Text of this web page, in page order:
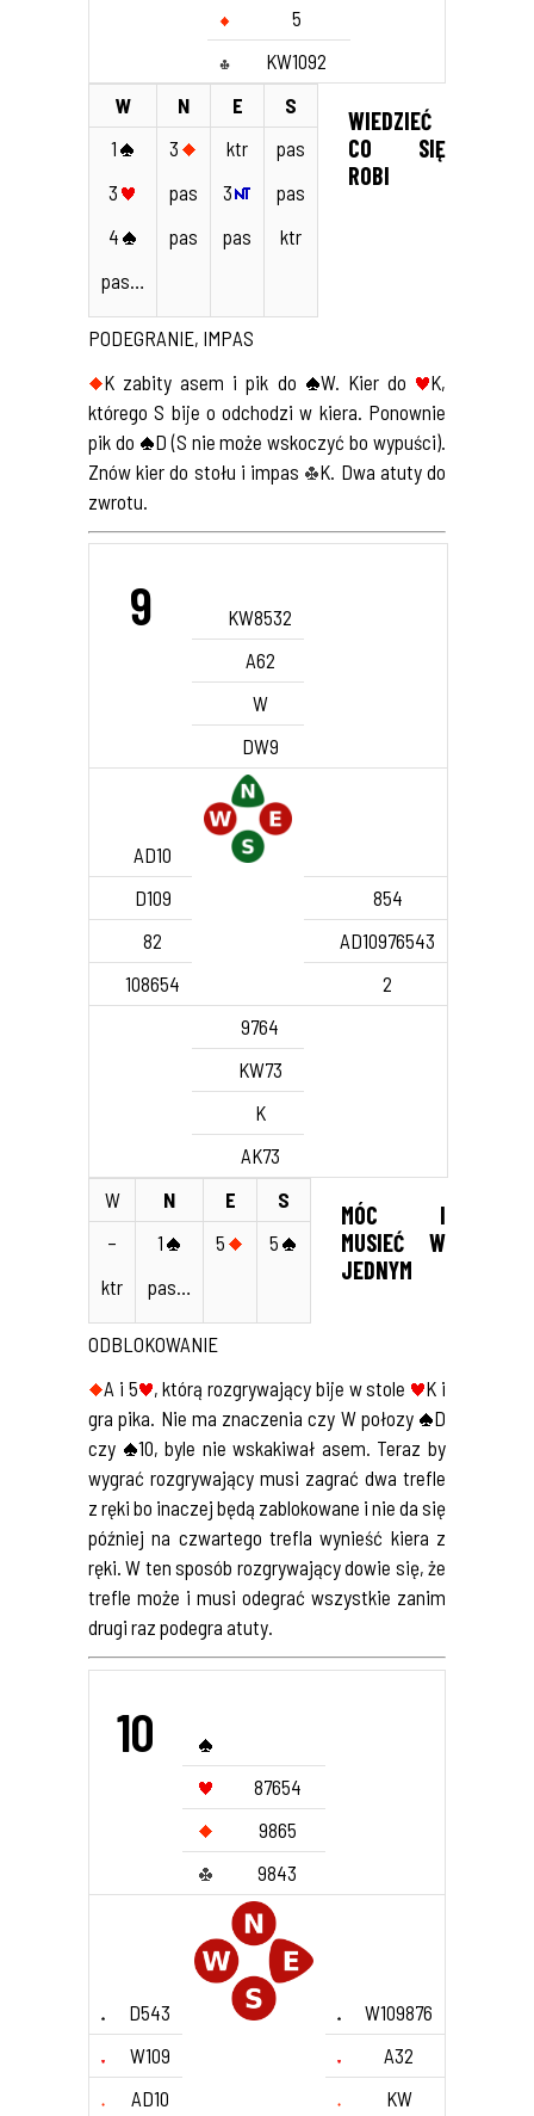
5
KW1092
W
N E
S
1
3
4
pas…
3
pas
pas
ktr
3
pas
pas
pas
ktr
WIEDZIEĆ
CO SIĘ
ROBI
PODEGRANIE, IMPAS
K zabity asem i pik do
W. Kier do
K,
którego S bije o odchodzi w kiera. Ponownie
pik do
D (S nie może wskoczyć bo wypuści).
Znów kier do stołu i impas
K. Dwa atuty do
zwrotu.
9
KW8532
A62
W
DW9
AD10
D109
854
82
AD10976543
108654
2
9764
KW73
K
AK73
W
N E
S
–
ktr
1
pas…
5 5
MÓC I
MUSIEĆ W
JEDNYM
ODBLOKOWANIE
A i 5
, którą rozgrywający bije w stole
K i
gra pika. Nie ma znaczenia czy W połozy
D
czy
10, byle nie wskakiwał asem. Teraz by
wygrać rozgrywający musi zagrać dwa trefle
z ręki bo inaczej będą zablokowane i nie da się
później na czwartego trefla wynieść kiera z
ręki. W ten sposób rozgrywający dowie się, że
trefle może i musi odegrać wszystkie zanim
drugi raz podegra atuty.
10
87654
9865
9843
D543
W109876
W109
A32
AD10
KW